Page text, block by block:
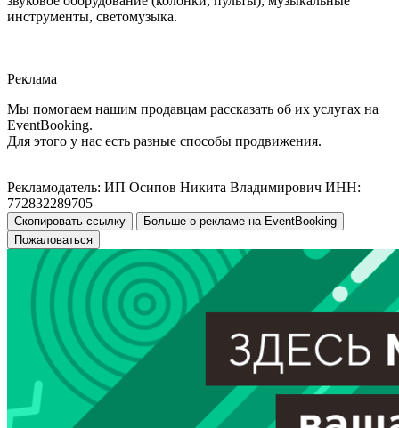
инструменты, светомузыка.
Реклама
Мы помогаем нашим продавцам рассказать об их услугах на
EventBooking.
Для этого у нас есть разные способы продвижения.
Рекламодатель: ИП Осипов Никита Владимирович ИНН:
772832289705
Скопировать ссылку
Больше о рекламе на EventBooking
Пожаловаться